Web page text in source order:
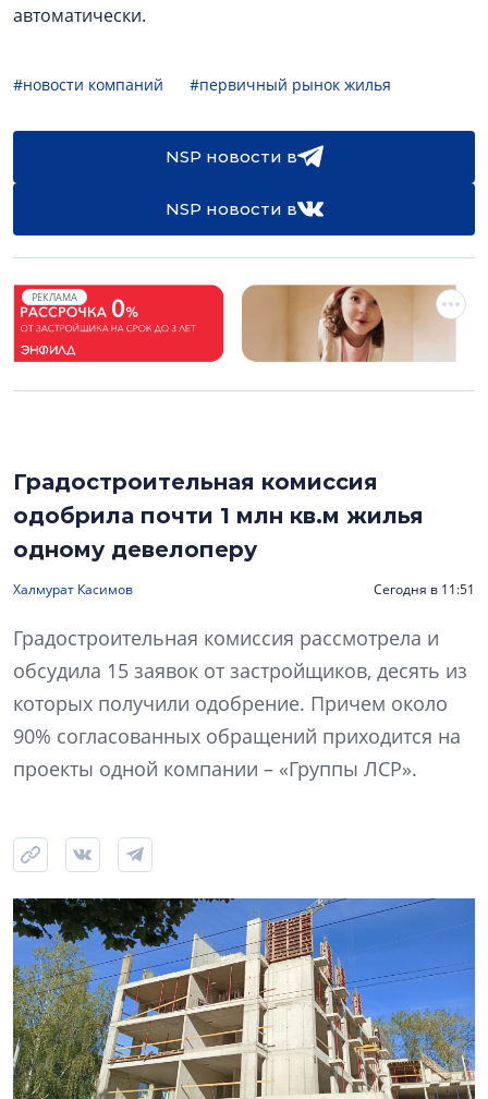
автоматически.
#новости компаний #первичный рынок жилья
NSP новости в
NSP новости в
РЕКЛАМА
Градостроительная комиссия
одобрила почти 1 млн кв.м жилья
одному девелоперу
Халмурат Касимов Сегодня в 11:51
Градостроительная комиссия рассмотрела и
обсудила 15 заявок от застройщиков, десять из
которых получили одобрение. Причем около
90% согласованных обращений приходится на
проекты одной компании – «Группы ЛСР».